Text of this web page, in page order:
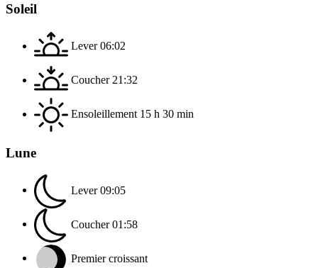
Soleil
Lever 06:02
Coucher 21:32
Ensoleillement 15 h 30 min
Lune
Lever 09:05
Coucher 01:58
Premier croissant